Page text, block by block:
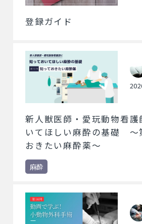
登録ガイド
新人獣医師・愛玩動物看護
いてほしい麻酔の基礎 ～
おきたい麻酔薬～
麻酔